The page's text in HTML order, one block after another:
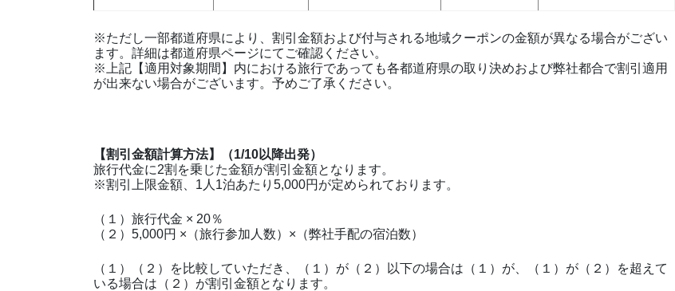
※ただし一部都道府県により、割引金額および付与される地域クーポンの金額が異なる場合がござい
ます。詳細は都道府県ページにてご確認ください。
※上記【適用対象期間】内における旅行であっても各都道府県の取り決めおよび弊社都合で割引適用
が出来ない場合がございます。予めご了承ください。
【割引金額計算方法】（1/10以降出発）
旅行代金に2割を乗じた金額が割引金額となります。
※割引上限金額、1人1泊あたり5,000円が定められております。
（１）旅行代金 × 20％
（２）5,000円 ×（旅行参加人数）×（弊社手配の宿泊数）
（１）（２）を比較していただき、（１）が（２）以下の場合は（１）が、（１）が（２）を超えて
いる場合は（２）が割引金額となります。